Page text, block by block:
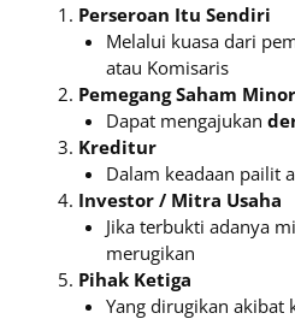
Perseroan Itu Sendiri
Melalui kuasa dari
atau Komisaris
Pemegang Saham
Dapat mengajukan
Kreditur
Dalam keadaan pailit
Investor / Mitra Usaha
Jika terbukti adanya
merugikan
Pihak Ketiga
Yang dirugikan akibat